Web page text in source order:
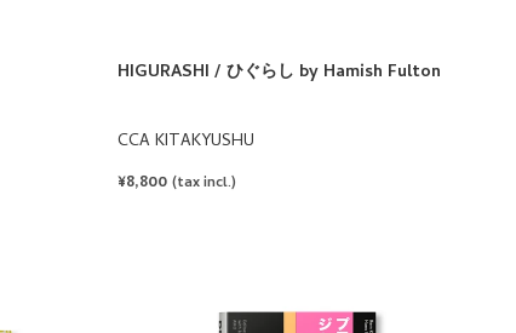
HIGURASHI / ひぐらし by Hamish Fulton
CCA KITAKYUSHU
REGULAR
¥8,800 (tax incl.)